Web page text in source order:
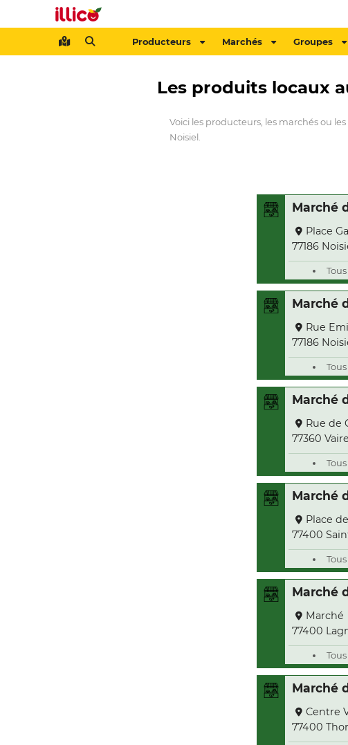
Producteurs Marchés Groupes
Les produits locaux
Voici les producteurs, les marchés ou
Noisiel.
Marché
Place
77186
Marché
Rue
77186
Marché
Rue de
77360
Marché
Place
77400
Marché
Marché
77400
Marché
Centre
77400